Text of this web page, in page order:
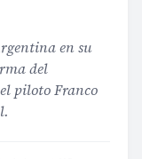
en su
del
piloto Franco